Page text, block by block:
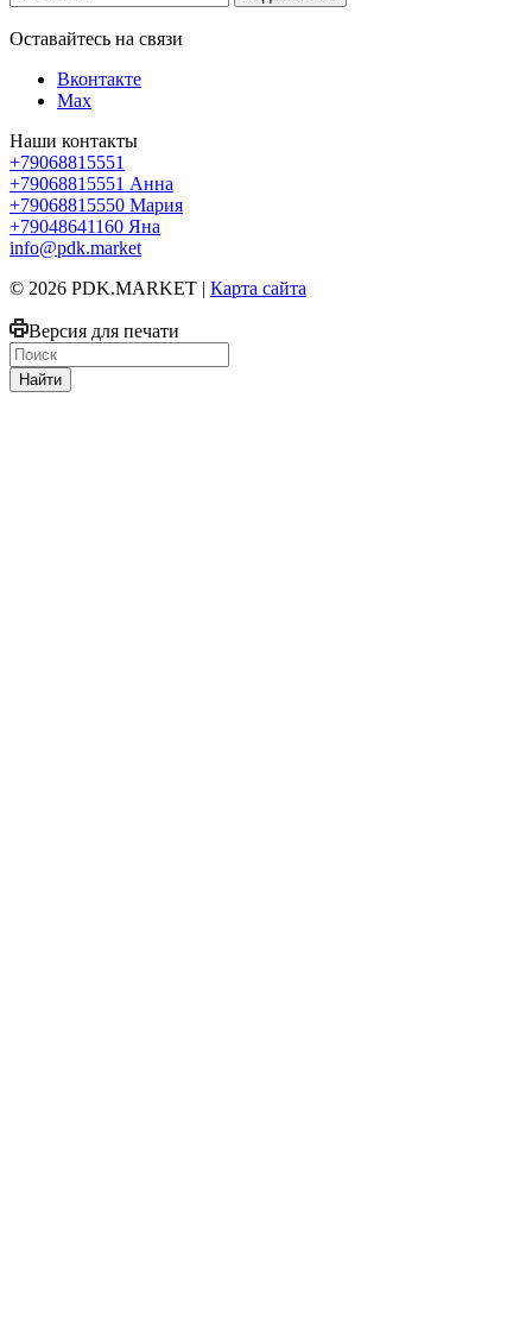
Оставайтесь на связи
Вконтакте
Max
Наши контакты
+79068815551
+79068815551 Анна
+79068815550 Мария
+79048641160 Яна
info@pdk.market
© 2026 PDK.MARKET | Карта сайта
Версия для печати
Найти